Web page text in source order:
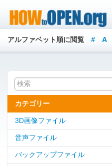
アルファベット順に閲覧 # A
カテゴリー
3D画像ファイル
音声ファイル
バックアップファイル